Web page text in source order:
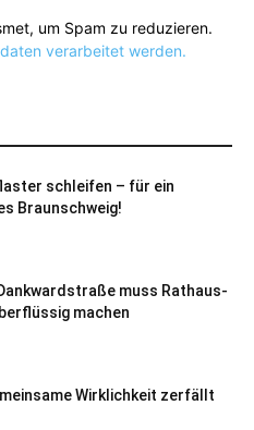
um Spam zu reduzieren.
verarbeitet werden.
schleifen – für ein
Braunschweig!
muss Rathaus-
machen
Wirklichkeit zerfällt